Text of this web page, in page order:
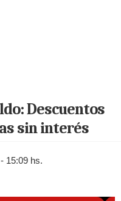
Descuentos
sin interés
15:09 hs.